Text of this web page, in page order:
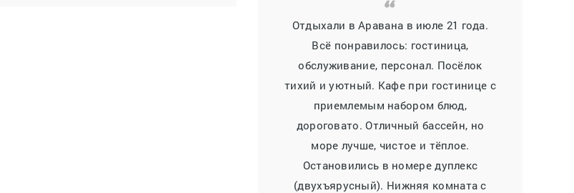
Отдыхали в Аравана в июле 21 года.
Всё понравилось: гостиница,
обслуживание, персонал. Посёлок
тихий и уютный. Кафе при гостинице с
приемлемым набором блюд,
дороговато. Отличный бассейн, но
море лучше, чистое и тёплое.
Остановились в номере дуплекс
(двухъярусный). Нижняя комната с